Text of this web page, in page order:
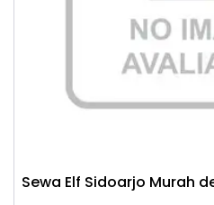
Sewa Elf Sidoarjo Murah